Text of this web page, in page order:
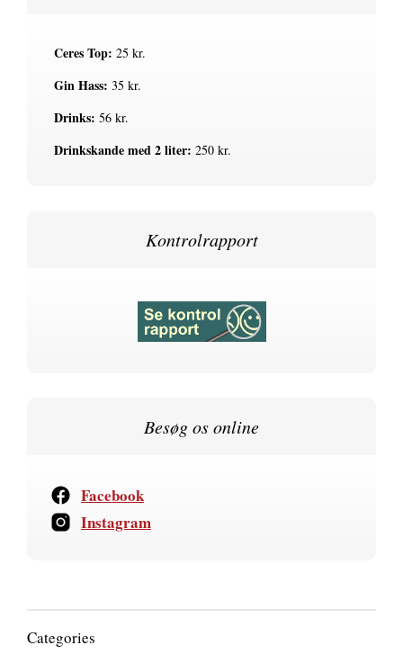
Ceres Top: 25 kr.
Gin Hass: 35 kr.
Drinks: 56 kr.
Drinkskande med 2 liter: 250 kr.
Kontrolrapport
Besøg os online
Facebook
Instagram
Categories